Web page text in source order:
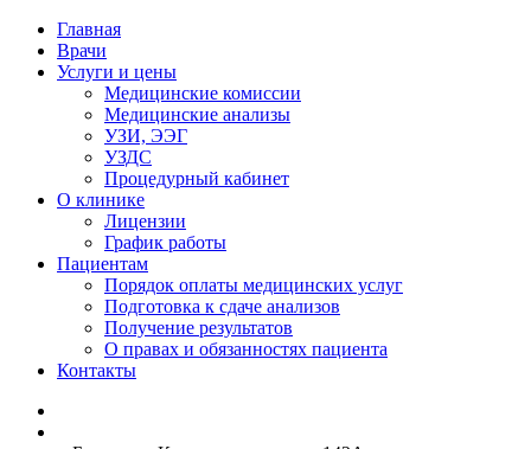
Главная
Врачи
Услуги и цены
Медицинские комиссии
Медицинские анализы
УЗИ, ЭЭГ
УЗДС
Процедурный кабинет
О клинике
Лицензии
График работы
Пациентам
Порядок оплаты медицинских услуг
Подготовка к сдаче анализов
Получение результатов
О правах и обязанностях пациента
Контакты